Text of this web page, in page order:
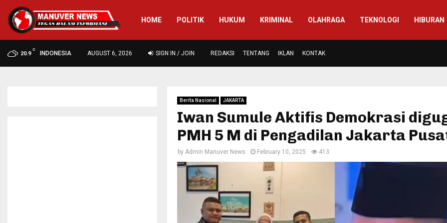
HOME POLITIK HUKUM KRIMINAL OLAHRAGA TEKNOLOGI HIBURAN
20.9
C
INDONESIA AUGUST 6, 2026 SIGN IN / JOIN REDAKSI TENTANG IKLAN KONTAK
Berita Nasional JAKARTA
Iwan Sumule Aktifis Demokrasi
PMH 5 M di Pengadilan Jakarta
by Admin Manuver News February 10, 2025 413